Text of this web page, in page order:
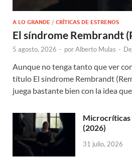
A LO GRANDE / CRÍTICAS DE ESTRENOS
El síndrome Rembrandt
5 agosto, 2026 - porAlberto Mulas -
Aunque no tenga tanto que ver
título El síndrome Rembrandt
juega bastante bien con la idea
Microcríticas
(2026)
31 julio, 2026